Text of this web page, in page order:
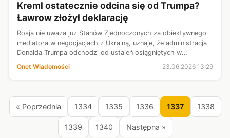
Kreml ostatecznie odcina się od Trumpa?
Ławrow złożył deklarację
Rosja nie uważa już Stanów Zjednoczonych za obiektywnego
mediatora w negocjacjach z Ukrainą, uznaje, że administracja
Donalda Trumpa odchodzi od ustaleń osiągniętych w
Anchorage, i zamierza realizować swoje cele poprzez
kontynuację wojny — oświadczył...
Onet Wiadomości 23.06.2026 13:29
« Poprzednia 1334 1335 1336 1337 1338
1339 1340 Następna »